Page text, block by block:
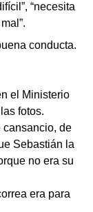
“necesita
conducta.
el Ministerio
fotos.
cansancio, de
Sebastián la
no era su
era para